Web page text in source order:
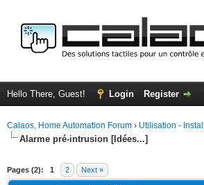
Hello There, Guest! Login Register
Calaos, Home Automation Forum › Utilisation -
Alarme pré-intrusion [Idées...]
Pages (2): 1 2 Next »